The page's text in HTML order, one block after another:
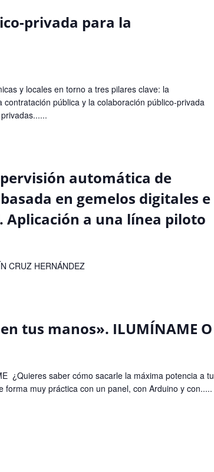
privada para la
y locales en torno a tres pilares clave: la
pública y la colaboración público-privada
automática de
en gemelos digitales e
a una línea piloto
CRUZ HERNÁNDEZ
tus manos». ILUMÍNAME O
¿Quieres saber cómo sacarle la máxima potencia a tu
forma muy práctica con un panel, con Arduino y con.....